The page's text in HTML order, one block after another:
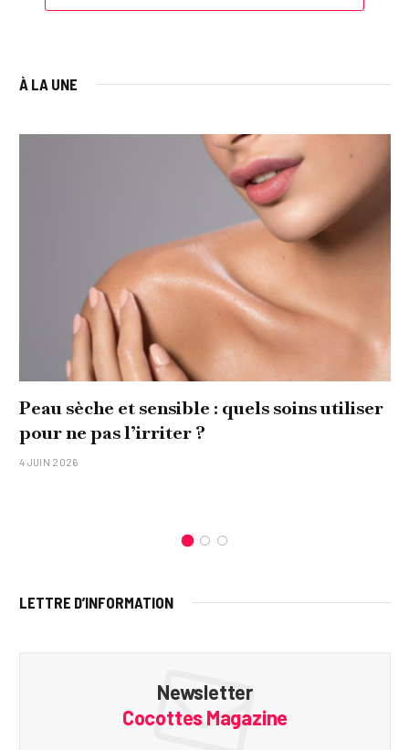
À LA UNE
Peau sèche et sensible : quels soins utiliser
pour ne pas l’irriter ?
4 JUIN 2026
LETTRE D’INFORMATION
Newsletter
Cocottes Magazine